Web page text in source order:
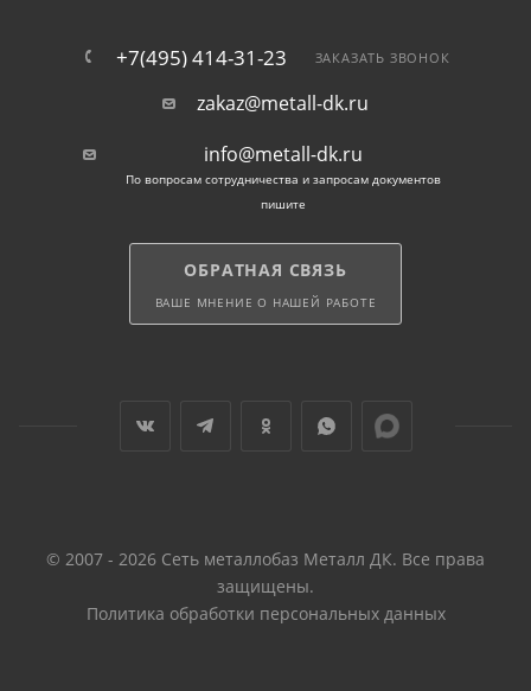
+7(495) 414-31-23 ЗАКАЗАТЬ ЗВОНОК
zakaz@metall-dk.ru
info@metall-dk.ru
По вопросам сотрудничества и запросам документов
пишите
ОБРАТНАЯ СВЯЗЬ
ВАШЕ МНЕНИЕ О НАШЕЙ РАБОТЕ
© 2007 - 2026 Сеть металлобаз Металл ДК. Все права
защищены.
Политика обработки персональных данных